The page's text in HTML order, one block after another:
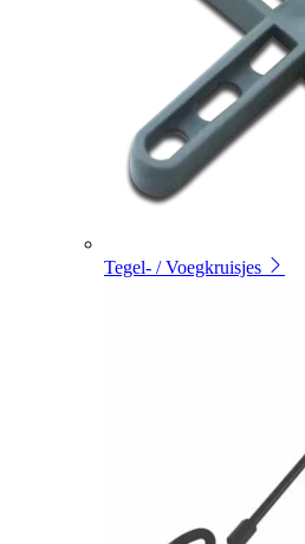
Tegel- / Voegkruisjes